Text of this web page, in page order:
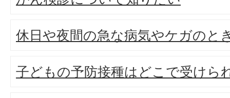
休日や夜間の急な病気やケガのと
子どもの予防接種はどこで受けら